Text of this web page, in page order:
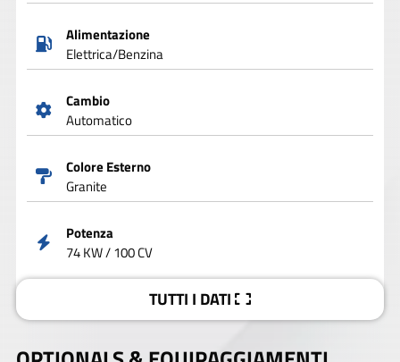
Alimentazione
Elettrica/Benzina
Cambio
Automatico
Colore Esterno
Granite
Potenza
74 KW / 100 CV
TUTTI I DATI